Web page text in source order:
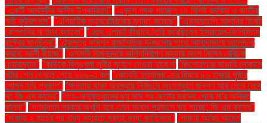
"একটি আমলকীর অসীম উপকারিতা!" "একুশে পদক পাচ্ছেন ১৪ বিশিষ্ট ব্যক্তি ও জাতীয়
নারী ফুটবল দল" "এশিয়াটিক ল্যাবরেটরিজের মুনাফা কমেছে" "এসঅ্যান্ডপি আদানির তিনটি
কোম্পানির ঋণমান কমালো" "এহুদ ওলমার্ট কীভাবে তৈরি করেছিলেন ইসরায়েল-ফিলিস্তিন
রাষ্ট্রের মানচিত্র" "ঐকমত্য কমিশন রাজনৈতিক দলগুলোর সাথে আলাদাভাবে আলোচনা
করবে: আলী রীয়াজ" "ওসমানী বিমানবন্দরে অগ্নিনির্বাপণ মহড়ায় অংশ নিলেন বেবিচক
চেয়ারম্যান" "কাউকে বিশৃঙ্খলা সৃষ্টির সুযোগ দেওয়া যাবে না "কিশোরগঞ্জে ভাঙারি দোকানে
মর্টার শেল দেখতে পেয়ে ৯৯৯-এ কল "কেনেডি হত্যাকাণ্ডের বিষয়ে ৮০ হাজার পৃষ্ঠার
গোপন নথি প্রকাশ" "ক্ষমতায় থাকা অবস্থায় নির্বাচনে অংশগ্রহণ জনগণ আর মেনে নেবে
না: জি এম কাদের" "গণ–অভ্যুত্থানের ছয় মাস পর ছেলের মরদেহ পেয়ে মা'র অবিরত
কান্না" "গণমাধ্যম সরকার অখুশি হবে এমন সংবাদ প্রকাশে ভয় পাচ্ছে: জি এম কাদের"
"গাজায় ২ মার্চের পর খাদ্য সহায়তা প্রবাহ বন্ধ: জাতিসংঘ" "গাজায় অবৈধ আদেশ